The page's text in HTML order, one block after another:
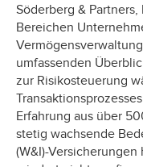
Söderberg &
Bereichen
umfassenden
zur Risikosteuerung
Erfahrung aus über
stetig wachsende
(W&I)-